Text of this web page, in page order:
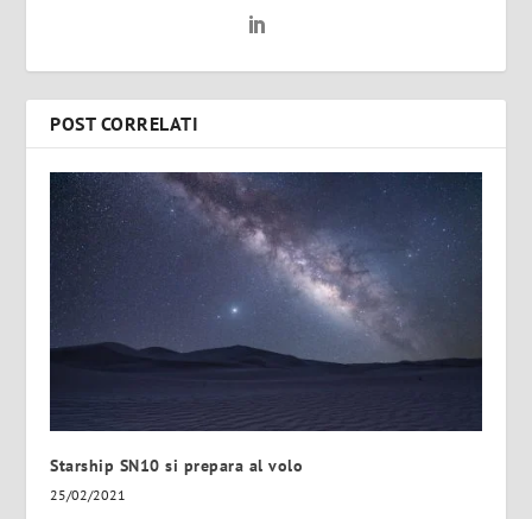
POST CORRELATI
Starship SN10 si prepara al volo
25/02/2021